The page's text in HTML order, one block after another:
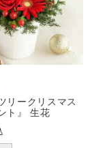
リークリスマス
ト』 生花